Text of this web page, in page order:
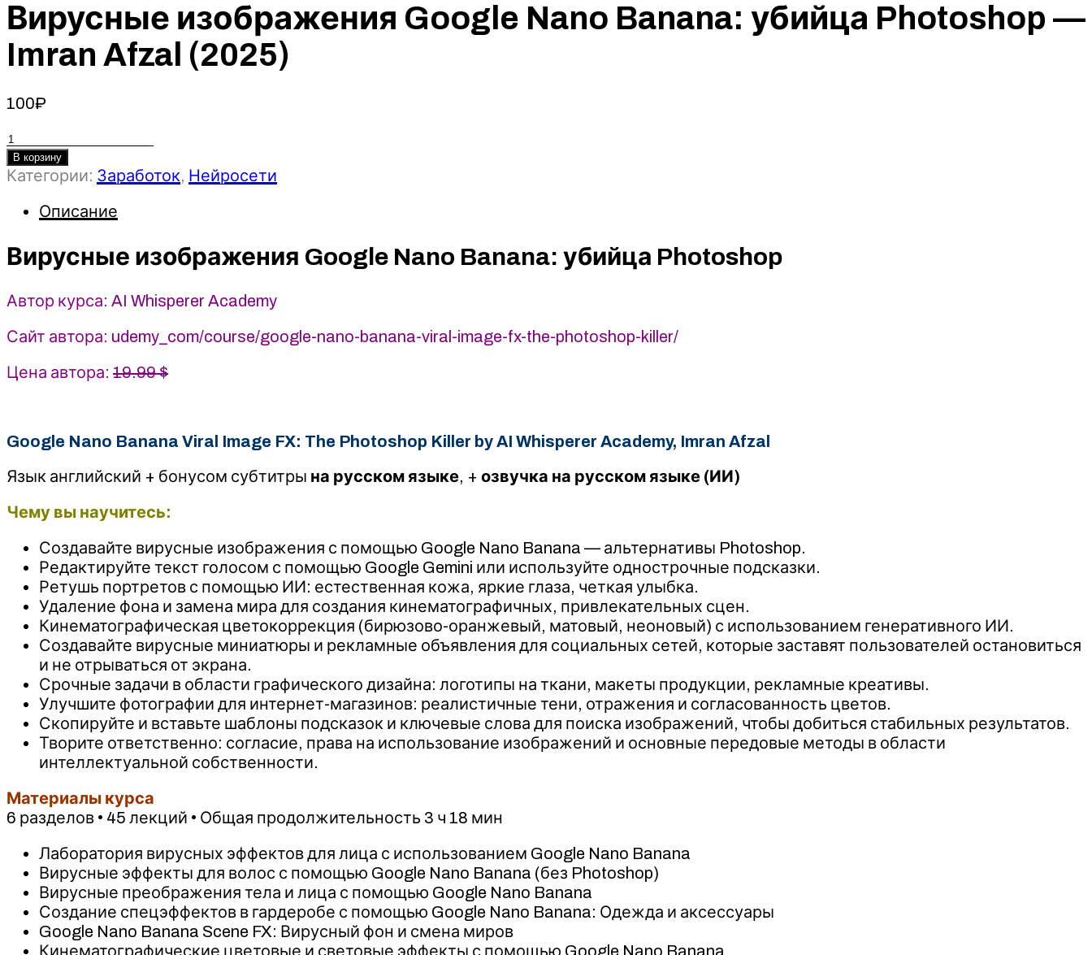
Вирусные изображения Google Nano Banana: убийца Photoshop —
Imran Afzal (2025)
100₽
Количество
товара
Вирусные
Google
Banana:
убийца
-
Afzal
В корзину
Категории: Заработок, Нейросети
Описание
Вирусные изображения Google Nano Banana: убийца Photoshop
Автор курса: AI Whisperer Academy
Сайт автора: udemy_com/course/google-nano-banana-viral-image-fx-the-photoshop-killer/
Цена автора: 19.99 $
Google Nano Banana Viral Image FX: The Photoshop Killer by AI Whisperer Academy, Imran Afzal
Язык английский + бонусом субтитры на русском языке, + озвучка на русском языке (ИИ)
Чему вы научитесь:
Создавайте вирусные изображения с помощью Google Nano Banana — альтернативы Photoshop.
Редактируйте текст голосом с помощью Google Gemini или используйте однострочные подсказки.
Ретушь портретов с помощью ИИ: естественная кожа, яркие глаза, четкая улыбка.
Удаление фона и замена мира для создания кинематографичных, привлекательных сцен.
Кинематографическая цветокоррекция (бирюзово-оранжевый, матовый, неоновый) с использованием генеративного ИИ.
Создавайте вирусные миниатюры и рекламные объявления для социальных сетей, которые заставят пользователей остановиться
и не отрываться от экрана.
Срочные задачи в области графического дизайна: логотипы на ткани, макеты продукции, рекламные креативы.
Улучшите фотографии для интернет-магазинов: реалистичные тени, отражения и согласованность цветов.
Скопируйте и вставьте шаблоны подсказок и ключевые слова для поиска изображений, чтобы добиться стабильных результатов.
Творите ответственно: согласие, права на использование изображений и основные передовые методы в области
интеллектуальной собственности.
Материалы курса
6 разделов • 45 лекций • Общая продолжительность 3 ч 18 мин
Лаборатория вирусных эффектов для лица с использованием Google Nano Banana
Вирусные эффекты для волос с помощью Google Nano Banana (без Photoshop)
Вирусные преображения тела и лица с помощью Google Nano Banana
Создание спецэффектов в гардеробе с помощью Google Nano Banana: Одежда и аксессуары
Google Nano Banana Scene FX: Вирусный фон и смена миров
Кинематографические цветовые и световые эффекты с помощью Google Nano Banana